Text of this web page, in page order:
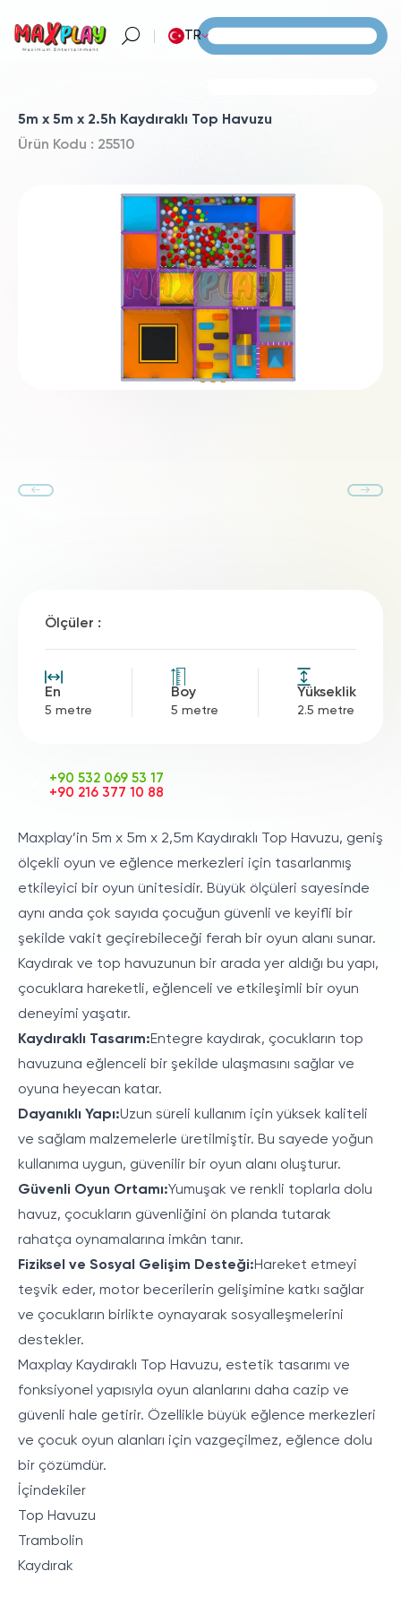
TR
5m x 5m x 2.5h Kaydıraklı Top Havuzu
Ürün Kodu : 25510
Ölçüler :
En
5 metre
Boy
5 metre
Yükseklik
2.5 metre
+90 532 069 53 17
+90 216 377 10 88
Maxplay’in 5m x 5m x 2,5m Kaydıraklı Top Havuzu, geniş
ölçekli oyun ve eğlence merkezleri için tasarlanmış
etkileyici bir oyun ünitesidir. Büyük ölçüleri sayesinde
aynı anda çok sayıda çocuğun güvenli ve keyifli bir
şekilde vakit geçirebileceği ferah bir oyun alanı sunar.
Kaydırak ve top havuzunun bir arada yer aldığı bu yapı,
çocuklara hareketli, eğlenceli ve etkileşimli bir oyun
deneyimi yaşatır.
Kaydıraklı Tasarım:Entegre kaydırak, çocukların top
havuzuna eğlenceli bir şekilde ulaşmasını sağlar ve
oyuna heyecan katar.
Dayanıklı Yapı:Uzun süreli kullanım için yüksek kaliteli
ve sağlam malzemelerle üretilmiştir. Bu sayede yoğun
kullanıma uygun, güvenilir bir oyun alanı oluşturur.
Güvenli Oyun Ortamı:Yumuşak ve renkli toplarla dolu
havuz, çocukların güvenliğini ön planda tutarak
rahatça oynamalarına imkân tanır.
Fiziksel ve Sosyal Gelişim Desteği:Hareket etmeyi
teşvik eder, motor becerilerin gelişimine katkı sağlar
ve çocukların birlikte oynayarak sosyalleşmelerini
destekler.
Maxplay Kaydıraklı Top Havuzu, estetik tasarımı ve
fonksiyonel yapısıyla oyun alanlarını daha cazip ve
güvenli hale getirir. Özellikle büyük eğlence merkezleri
ve çocuk oyun alanları için vazgeçilmez, eğlence dolu
bir çözümdür.
İçindekiler
Top Havuzu
Trambolin
Kaydırak